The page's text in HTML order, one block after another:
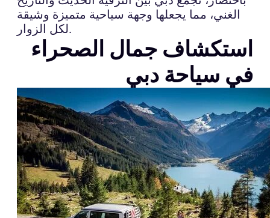
الغني، مما يجعلها وجهة سياحية متميزة وشيقة
لكل الزوار.
استكشاف جمال الصحراء
في سياحة دبي